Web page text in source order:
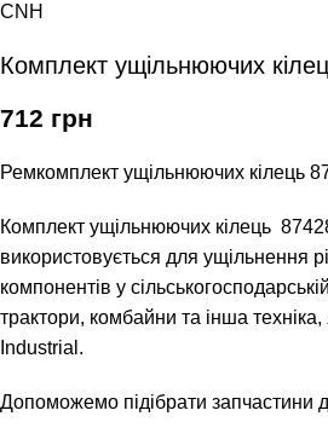
CNH
Комплект ущільнюючих
712 грн
Ремкомплект ущільнюючих кілець
Комплект ущільнюючих кілець
використовується для ущільнення
компонентів у
трактори, комбайни та інша
Industrial.
Допоможемо підібрати запчастини